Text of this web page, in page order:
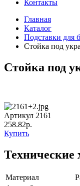
Контакты
Главная
Каталог
Подставки для
Стойка под
Стойка под
Артикул 2161
258.82р.
Купить
Технические
Материал